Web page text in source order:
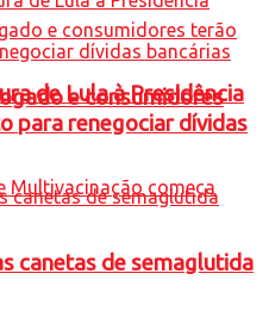
de Lula à Presidência
e consumidores
para renegociar dívidas
canetas de semaglutida